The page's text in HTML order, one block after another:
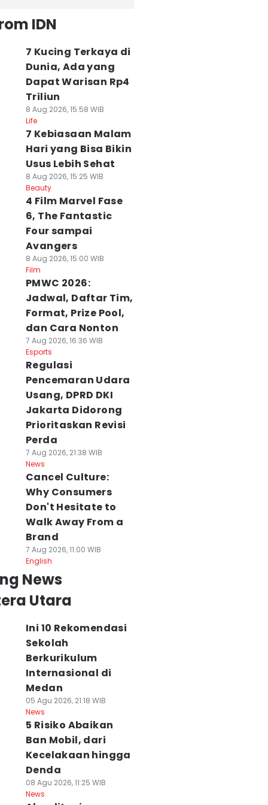
IDN
7 Kucing Terkaya di
Dunia, Ada yang
Dapat Warisan Rp4
Triliun
8 Aug 2026, 15:58 WIB
Life
7 Kebiasaan Malam
Hari yang Bisa Bikin
Usus Lebih Sehat
8 Aug 2026, 15:25 WIB
Beauty
4 Film Marvel Fase
6, The Fantastic
Four sampai
Avangers
8 Aug 2026, 15:00 WIB
Film
PMWC 2026:
Jadwal, Daftar Tim,
Format, Prize Pool,
dan Cara Nonton
7 Aug 2026, 16:36 WIB
Esports
Regulasi
Pencemaran Udara
Usang, DPRD DKI
Jakarta Didorong
Prioritaskan Revisi
Perda
7 Aug 2026, 21:38 WIB
News
Cancel Culture:
Why Consumers
Don't Hesitate to
Walk Away From a
Brand
7 Aug 2026, 11:00 WIB
English
News
Utara
Ini 10 Rekomendasi
Sekolah
Berkurikulum
Internasional di
Medan
05 Agu 2026, 21:18 WIB
News
5 Risiko Abaikan
Ban Mobil, dari
Kecelakaan hingga
Denda
08 Agu 2026, 11:25 WIB
News